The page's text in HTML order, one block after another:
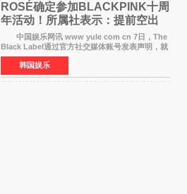
ROSÉ确定参加BLACKPINK十周
年活动！所属社表示：提前空出
了时间
中国娱乐网讯 www yule com cn 7日，The
Black Label通过官方社交媒体账号发表声明，就
近期网络上关于ROS&Eacute;个人行程及是否参
加BLACKPINK出道纪念活动的种种猜测作出正
式回应。 Th
韩国娱乐